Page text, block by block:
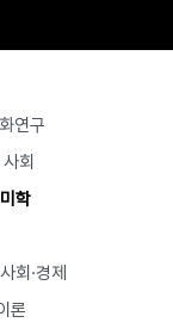
연구
회
학
회·경제
론